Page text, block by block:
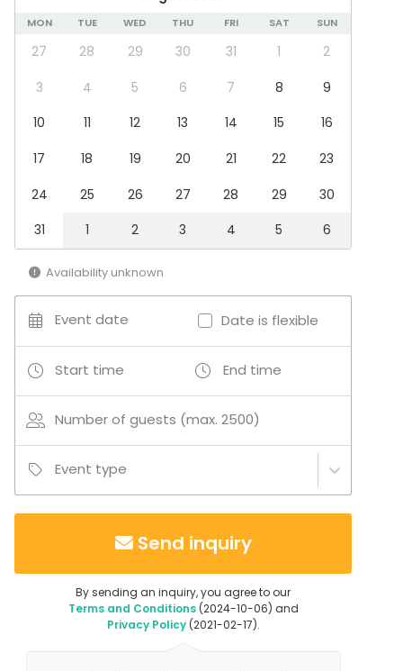
MON TUE WED THU FRI SAT SUN
27 28 29 30 31 1
2
3
4 5 6 7 8
9
10
11 12 13 14 15
16
17
18 19 20 21 22
23
24
25 26 27 28 29
30
31
1 2 3 4 5 6
Availability unknown
Event date Date is flexible
Start time End time
Number of guests (max. 2500)
Event type
Send inquiry
By sending an inquiry, you agree to our
Terms and Conditions(2024-10-06) and
Privacy Policy(2021-02-17).